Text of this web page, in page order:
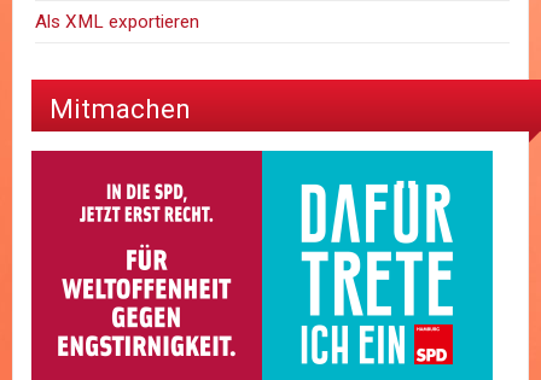
Als XML exportieren
Mitmachen